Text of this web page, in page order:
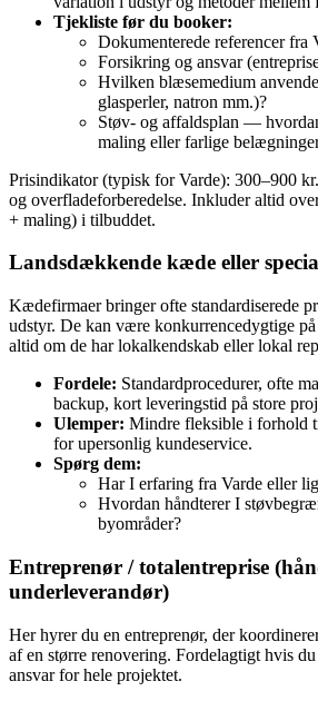
Tjekliste før du booker:
Dokumenterede referencer fra
Forsikring og ansvar
Hvilken blæsemedium
glasperler, natron mm.)?
Støv- og affaldsplan —
maling eller farlige
Prisindikator (typisk for Varde): 300–900
og overfladeforberedelse. Inkluder altid
+ maling) i tilbuddet.
Landsdækkende kæde eller
Kædefirmaer bringer ofte standardiserede
udstyr. De kan være konkurrencedygtige
altid om de har lokalkendskab eller lokal
Fordele: Standardprocedurer, ofte
backup, kort leveringstid på store
Ulemper: Mindre fleksible i forhold
for upersonlig kundeservice.
Spørg dem:
Har I erfaring fra Varde eller
Hvordan håndterer I
byområder?
Entreprenør / totalentreprise
underleverandør)
Her hyrer du en entreprenør, der
af en større renovering. Fordelagtigt hvis
ansvar for hele projektet.